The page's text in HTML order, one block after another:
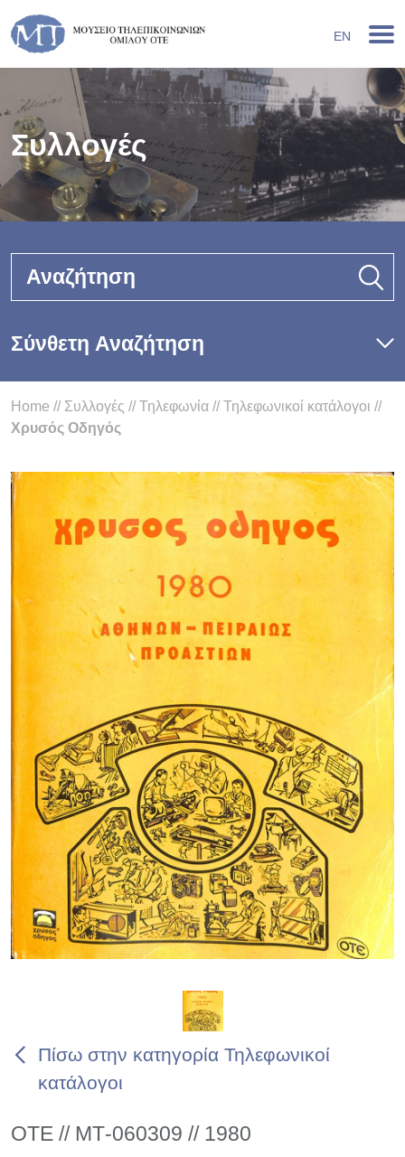
EN
Συλλογές
Αναζήτηση
Σύνθετη Αναζήτηση
Home // Συλλογές //Τηλεφωνία //Τηλεφωνικοί κατάλογοι //
Χρυσός Οδηγός
Πίσω στην κατηγορία Τηλεφωνικοί
κατάλογοι
ΟΤΕ // ΜΤ-060309 // 1980